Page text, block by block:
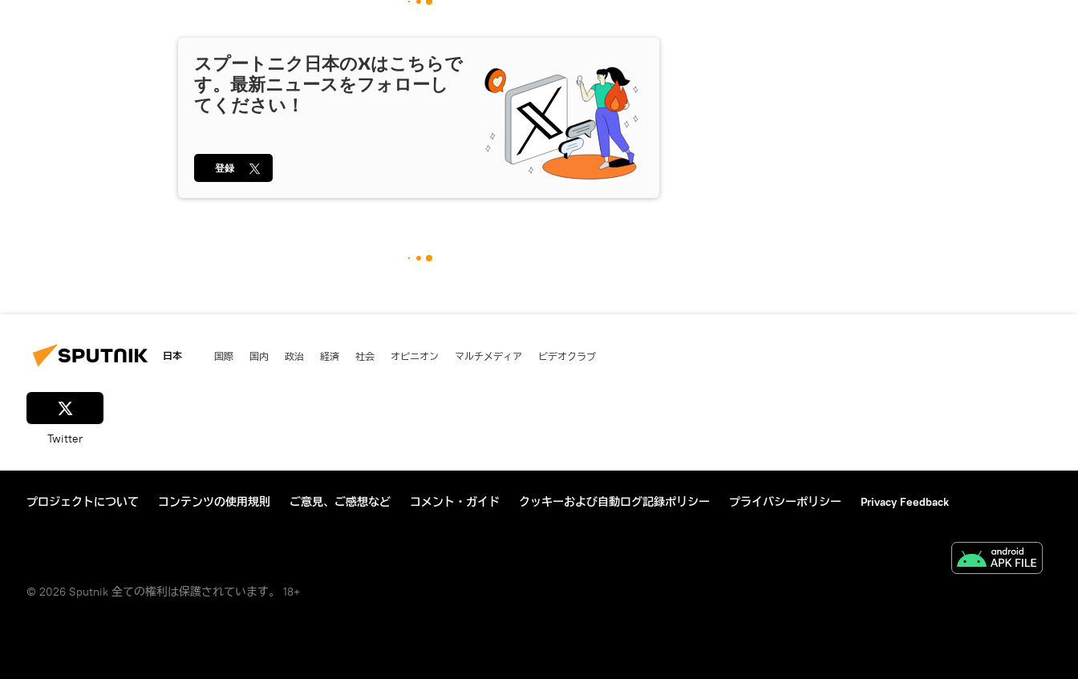
スプートニク日本のXはこちらで
す。最新ニュースをフォローし
てください！
登録
日本 国際 国内 政治 経済 社会 オピニオン マルチメディア ビデオクラブ
Twitter
プロジェクトについて コンテンツの使用規則 ご意見、ご感想など コメント・ガイド クッキーおよび自動ログ記録ポリシー プライバシーポリシー Privacy Feedback
© 2026 Sputnik 全ての権利は保護されています。 18+